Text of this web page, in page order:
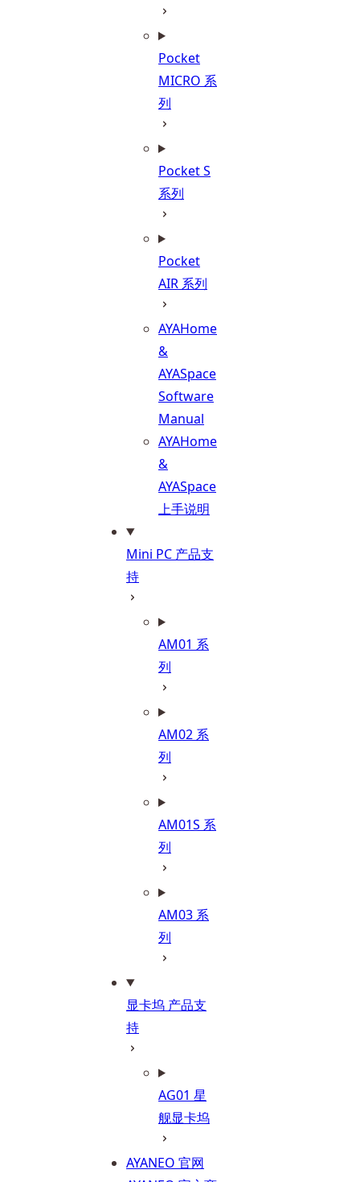
Pocket
MICRO 系
列
Pocket S
系列
Pocket
AIR 系列
AYAHome
&
AYASpace
Software
Manual
AYAHome
&
AYASpace
上手说明
Mini PC 产品支
持
AM01 系
列
AM02 系
列
AM01S 系
列
AM03 系
列
显卡坞 产品支
持
AG01 星
舰显卡坞
AYANEO 官网